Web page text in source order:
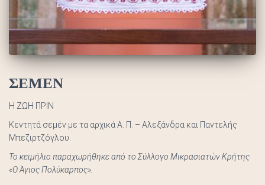
ΣΕΜΕΝ
Η ΖΩΗ ΠΡΙΝ
Κεντητά σεμέν με τα αρχικά Α. Π. – Αλεξάνδρα και Παντελής
Μπεζιρτζόγλου.
Το κειμήλιο παραχωρήθηκε από το Σύλλογο Μικρασιατών Κρήτης
«Ο Άγιος Πολύκαρπος».